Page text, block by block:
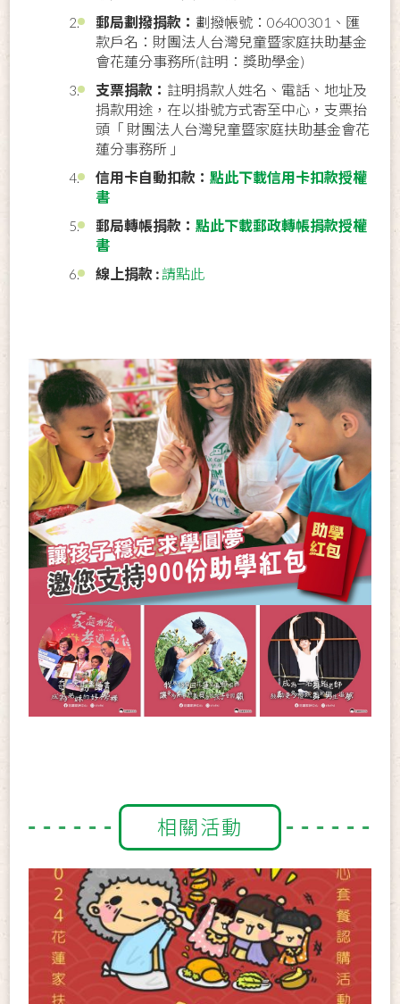
郵局劃撥捐款：劃撥帳號：06400301、匯
款戶名：財團法人台灣兒童暨家庭扶助基金
會花蓮分事務所(註明：獎助學金)
支票捐款： 註明捐款人姓名、電話、地址及
捐款用途，在以掛號方式寄至中心，支票抬
頭「 財團法人台灣兒童暨家庭扶助基金會花
蓮分事務所 」
信用卡自動扣款：點此下載信用卡扣款授權
書
郵局轉帳捐款：點此下載郵政轉帳捐款授權
書
線上捐款 :請點此
相關活動